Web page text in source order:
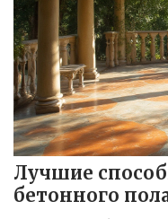
Лучшие
бетонного